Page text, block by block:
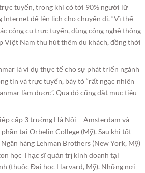
tuyến, trong khi có tới 90% người lữ
Internet để lên lịch cho chuyến đi. “Vì thế
công cụ trực tuyến, dùng công nghệ thông
Việt Nam thu hút thêm du khách, đồng thời
là ví dụ thực tế cho sự phát triển ngành
tin và trực tuyến, bày tỏ “rất ngạc nhiên
làm được”. Qua đó cũng đặt mục tiêu
cấp 3 trường Hà Nội – Amsterdam và
tại Orbelin College (Mỹ). Sau khi tốt
hàng Lehman Brothers (New York, Mỹ)
học Thạc sĩ quản trị kinh doanh tại
(thuộc Đại học Harvard, Mỹ). Những nơi